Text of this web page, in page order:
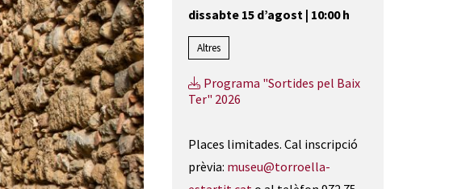
dissabte 15 d’agost| 10:00 h
Altres
Programa "Sortides pel Baix
Ter" 2026
Places limitades. Cal inscripció
prèvia: museu@torroella-